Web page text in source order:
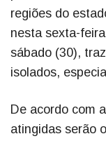
regiões do
nesta sexta-
sábado (30),
isolados,
De acordo com
atingidas serão